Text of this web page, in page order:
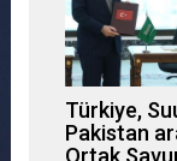
Türkiye,
Pakistan
Ortak